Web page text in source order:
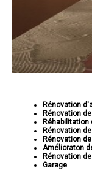
Rénovation
Rénovation
Rénovation
Rénovation
Amélioraton
Rénovation
Garage